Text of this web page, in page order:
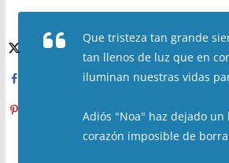
Que tristeza tan grande
tan llenos de luz que en
iluminan nuestras vidas
Adiós "Noa" haz dejado un
corazón imposible de